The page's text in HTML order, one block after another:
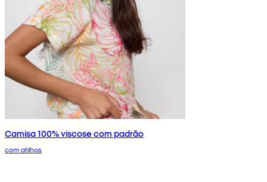
Camisa 100% viscose com padrão
com atilhos